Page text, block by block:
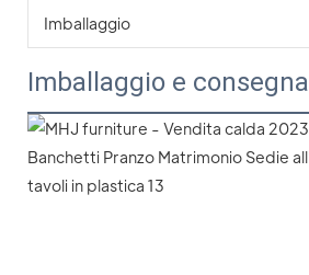
Imballaggio
Imballaggio e consegna